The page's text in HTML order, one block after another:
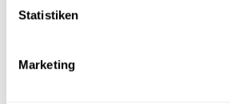
Statistiken
Marketing